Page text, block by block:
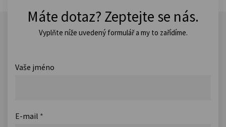
Máte dotaz? Zeptejte se nás.
Vyplňte níže uvedený formulář a my to zařídíme.
Vaše jméno
E-mail *